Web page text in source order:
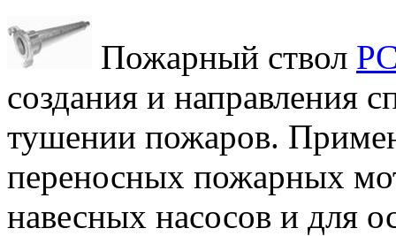
Пожарный ствол
создания и направления
тушении пожаров.
переносных пожарных
навесных насосов и для